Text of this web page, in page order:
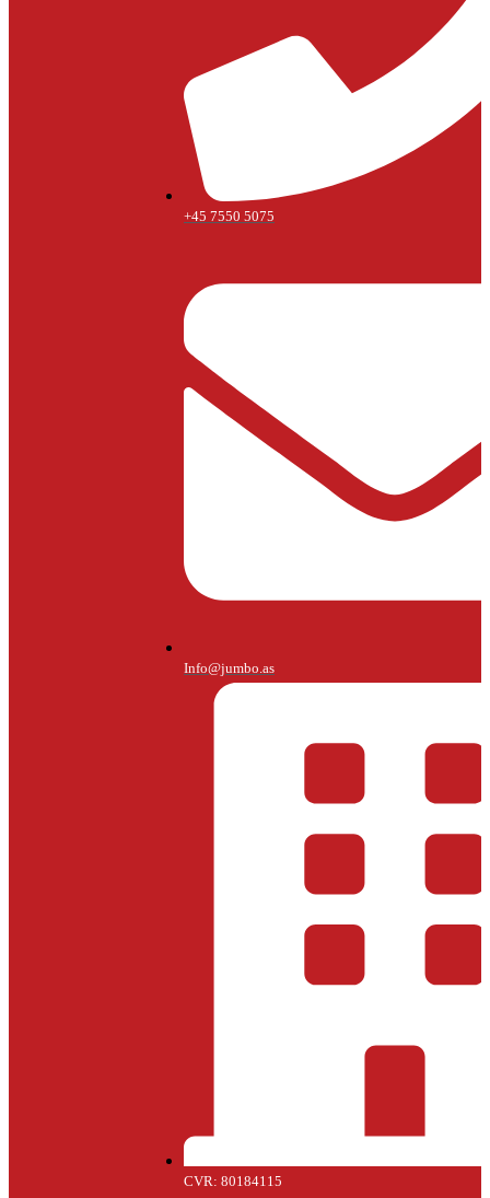
+45 7550 5075
Info@jumbo.as
CVR: 80184115